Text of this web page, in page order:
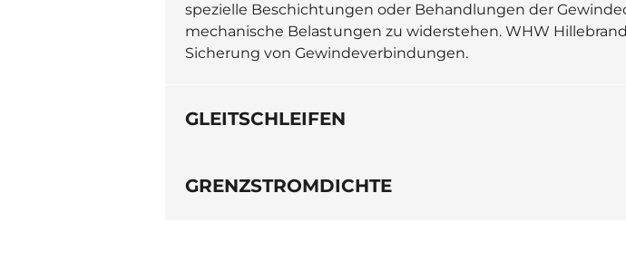
spezielle Beschichtungen oder Behandlungen der
mechanische Belastungen zu widerstehen. WHW
Sicherung von Gewindeverbindungen.
GLEITSCHLEIFEN
GRENZSTROMDICHTE